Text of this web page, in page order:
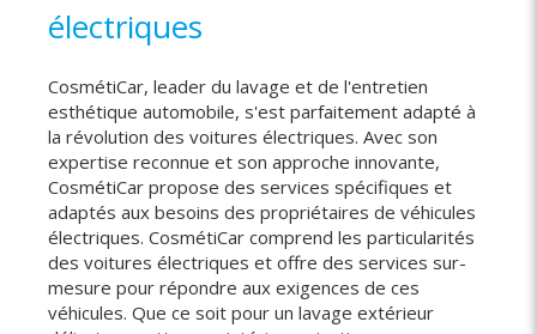
électriques
CosmétiCar, leader du lavage et de l'entretien
esthétique automobile, s'est parfaitement adapté à
la révolution des voitures électriques. Avec son
expertise reconnue et son approche innovante,
CosmétiCar propose des services spécifiques et
adaptés aux besoins des propriétaires de véhicules
électriques. CosmétiCar comprend les particularités
des voitures électriques et offre des services sur-
mesure pour répondre aux exigences de ces
véhicules. Que ce soit pour un lavage extérieur